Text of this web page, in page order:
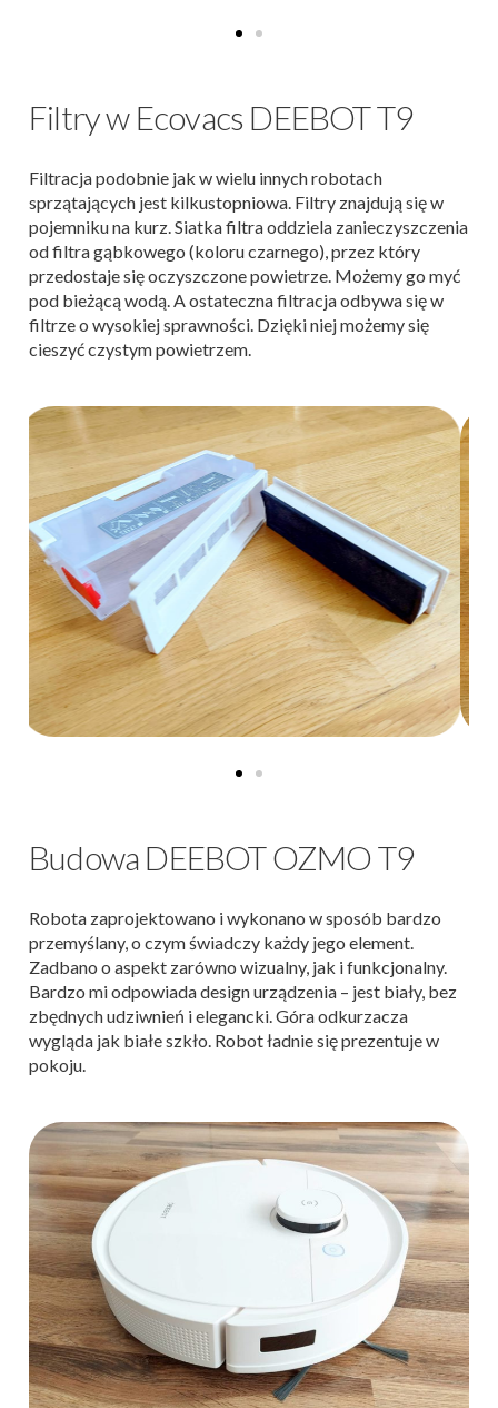
Filtry w Ecovacs DEEBOT T9
Filtracja podobnie jak w wielu innych robotach
sprzątających jest kilkustopniowa. Filtry znajdują się w
pojemniku na kurz. Siatka filtra oddziela zanieczyszczenia
od filtra gąbkowego (koloru czarnego), przez który
przedostaje się oczyszczone powietrze. Możemy go myć
pod bieżącą wodą. A ostateczna filtracja odbywa się w
filtrze o wysokiej sprawności. Dzięki niej możemy się
cieszyć czystym powietrzem.
Budowa DEEBOT OZMO T9
Robota zaprojektowano i wykonano w sposób bardzo
przemyślany, o czym świadczy każdy jego element.
Zadbano o aspekt zarówno wizualny, jak i funkcjonalny.
Bardzo mi odpowiada design urządzenia – jest biały, bez
zbędnych udziwnień i elegancki. Góra odkurzacza
wygląda jak białe szkło. Robot ładnie się prezentuje w
pokoju.